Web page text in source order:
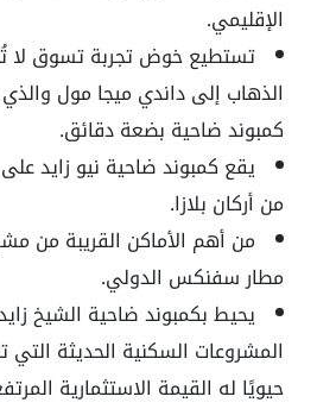
الإقليمي.
تستطيع خوض تجربة تسوق لا
الذهاب إلى داندي ميجا مول
كمبوند ضاحية بضعة دقائق.
يقع كمبوند ضاحية نيو زايد
من أركان بلازا.
من أهم الأماكن القريبة من
مطار سفنكس الدولي.
يحيط بكمبوند ضاحية الشيخ
المشروعات السكنية الحديثة
حيويًا له القيمة الاستثمارية